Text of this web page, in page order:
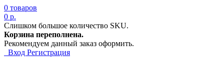
0 товаров
0 р.
Слишком большое количество SKU.
Корзина переполнена.
Рекомендуем данный заказ оформить.
Вход Регистрация